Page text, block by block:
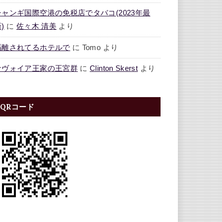
ャンギ国際空港の免税店でタバコ(2023年最
に 佐々木 清美 より
離されてるホテルで に Tomo より
ヴォイア王家の王宮群 にClinton Skerst より
QRコード